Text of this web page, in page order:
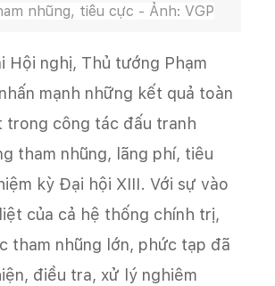
nhũng, tiêu cực - Ảnh: VGP
Hội nghị, Thủ tướng Phạm
mạnh những kết quả toàn
trong công tác đấu tranh
tham nhũng, lãng phí, tiêu
kỳ Đại hội XIII. Với sự vào
của cả hệ thống chính trị,
tham nhũng lớn, phức tạp đã
điều tra, xử lý nghiêm